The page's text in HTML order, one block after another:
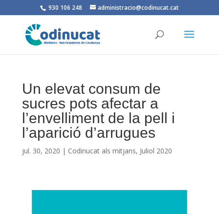
930 106 248 administracio@codinucat.cat
Un elevat consum de
sucres pots afectar a
l’envelliment de la pell i
l’aparició d’arrugues
jul. 30, 2020 | Codinucat als mitjans, Juliol 2020